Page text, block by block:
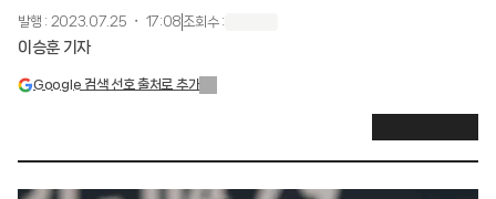
발행 : 2023.07.25 ・ 17:08 조회수:
이승훈 기자
Google 검색 선호 출처로 추가